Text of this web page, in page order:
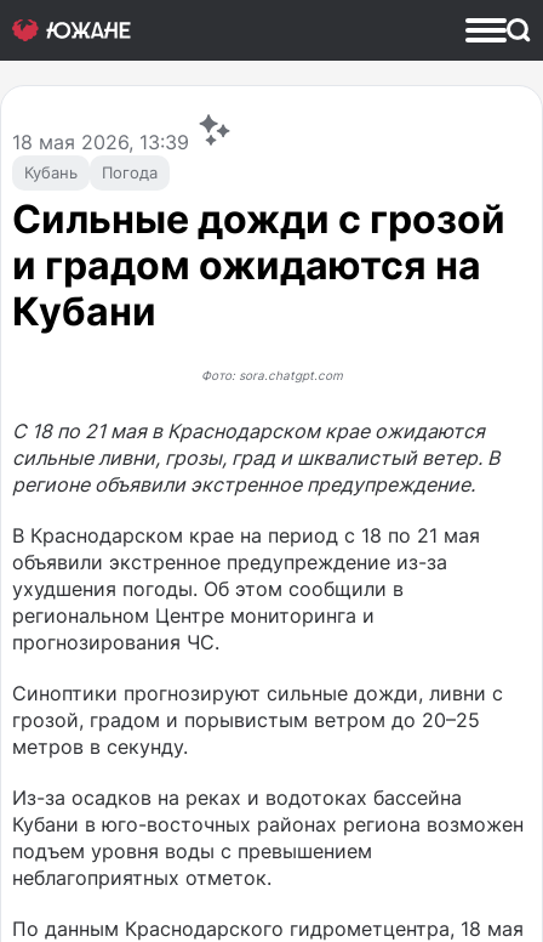
Кубань Погода
18 мая 2026, 13:39
Сильные дожди с грозой
и градом ожидаются на
Кубани
Фото: sora.chatgpt.com
С 18 по 21 мая в Краснодарском крае ожидаются
сильные ливни, грозы, град и шквалистый ветер. В
регионе объявили экстренное предупреждение.
В Краснодарском крае на период с 18 по 21 мая
объявили экстренное предупреждение из-за
ухудшения погоды. Об этом сообщили в
региональном Центре мониторинга и
прогнозирования ЧС.
Синоптики прогнозируют сильные дожди, ливни с
грозой, градом и порывистым ветром до 20–25
метров в секунду.
Из-за осадков на реках и водотоках бассейна
Кубани в юго-восточных районах региона возможен
подъем уровня воды с превышением
неблагоприятных отметок.
По данным Краснодарского гидрометцентра, 18 мая